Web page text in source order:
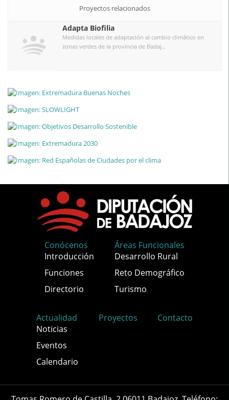
Proyectos relacionados
Adapta Biofilia
Medidas locales de adaptación al cambio climático en
zonas verdes de la provincia de Badaj...
Conócenos
Introducción
Funciones
Directorio
Áreas Funcionales
Desarrollo Rural
Reto Demográfico
Turismo
Actualidad
Noticias
Eventos
Calendario
Proyectos Contacto